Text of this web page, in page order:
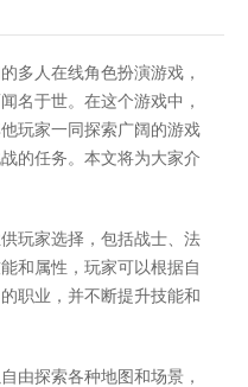
多人在线角色扮演游戏，
名于世。在这个游戏中，
玩家一同探索广阔的游戏
的任务。本文将为大家介
玩家选择，包括战士、法
和属性，玩家可以根据自
职业，并不断提升技能和
由探索各种地图和场景，